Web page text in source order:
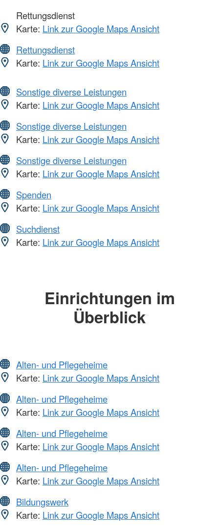
Rettungsdienst
Karte: Link zur Google Maps Ansicht
Rettungsdienst
Karte: Link zur Google Maps Ansicht
Sonstige diverse Leistungen
Karte: Link zur Google Maps Ansicht
Sonstige diverse Leistungen
Karte: Link zur Google Maps Ansicht
Sonstige diverse Leistungen
Karte: Link zur Google Maps Ansicht
Spenden
Karte: Link zur Google Maps Ansicht
Suchdienst
Karte: Link zur Google Maps Ansicht
Einrichtungen im
Überblick
Alten- und Pflegeheime
Karte: Link zur Google Maps Ansicht
Alten- und Pflegeheime
Karte: Link zur Google Maps Ansicht
Alten- und Pflegeheime
Karte: Link zur Google Maps Ansicht
Alten- und Pflegeheime
Karte: Link zur Google Maps Ansicht
Bildungswerk
Karte: Link zur Google Maps Ansicht